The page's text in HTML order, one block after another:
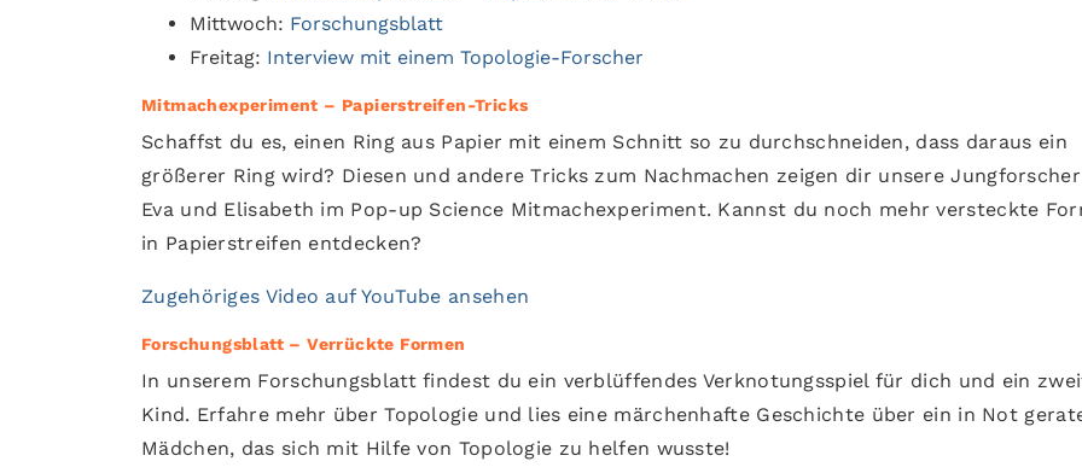
Mittwoch: Forschungsblatt
Freitag: Interview mit einem Topologie-Forscher
Mitmachexperiment – Papierstreifen-Tricks
Schaffst du es, einen Ring aus Papier mit einem Schnitt so zu durchschneiden, dass daraus ein
größerer Ring wird? Diesen und andere Tricks zum Nachmachen zeigen dir unsere
Eva und Elisabeth im Pop-up Science Mitmachexperiment. Kannst du noch mehr versteckte
in Papierstreifen entdecken?
Zugehöriges Video auf YouTube ansehen
Forschungsblatt – Verrückte Formen
In unserem Forschungsblatt findest du ein verblüffendes Verknotungsspiel für dich und ein
Kind. Erfahre mehr über Topologie und lies eine märchenhafte Geschichte über ein in Not
Mädchen, das sich mit Hilfe von Topologie zu helfen wusste!